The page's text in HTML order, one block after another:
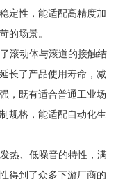
定性，能适配高精度加
的场景。
滚动体与滚道的接触结
长了产品使用寿命，减
，既有适合普通工业场
规格，能适配自动化生
热、低噪音的特性，满
得到了众多下游厂商的